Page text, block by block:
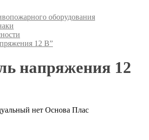
оборудования
12 В”
напряжения 12
нет Основа Плас